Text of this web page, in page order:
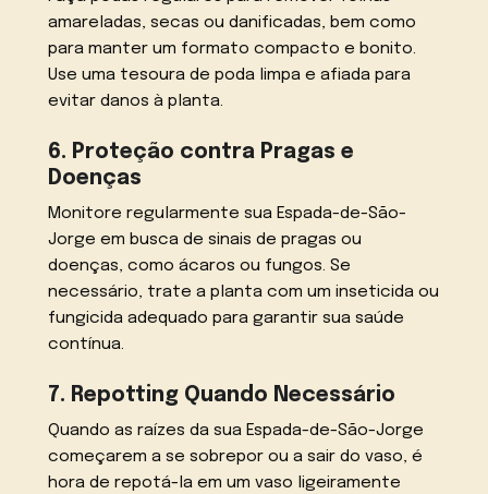
amareladas, secas ou danificadas, bem como
para manter um formato compacto e bonito.
Use uma tesoura de poda limpa e afiada para
evitar danos à planta.
6. Proteção contra Pragas e
Doenças
Monitore regularmente sua Espada-de-São-
Jorge em busca de sinais de pragas ou
doenças, como ácaros ou fungos. Se
necessário, trate a planta com um inseticida ou
fungicida adequado para garantir sua saúde
contínua.
7. Repotting Quando Necessário
Quando as raízes da sua Espada-de-São-Jorge
começarem a se sobrepor ou a sair do vaso, é
hora de repotá-la em um vaso ligeiramente